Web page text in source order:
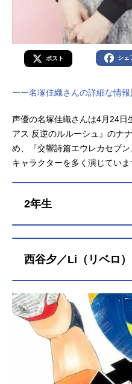
ポスト シェ
ーー名塚佳織さんの詳細な情報
声優の名塚佳織さんは4月24日
アス 反逆のルルーシュ』のナ
め、『交響詩篇エウレカセブ
キャラクターを多く演じていま
2年生
西谷夕／Li（リベロ）